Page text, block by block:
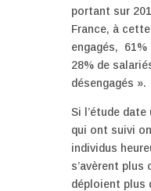
portant sur
France, à
engagés, 61%
28% de
désengagés ».
Si l’étude date
qui ont suivi
individus
s’avèrent
déploient plus